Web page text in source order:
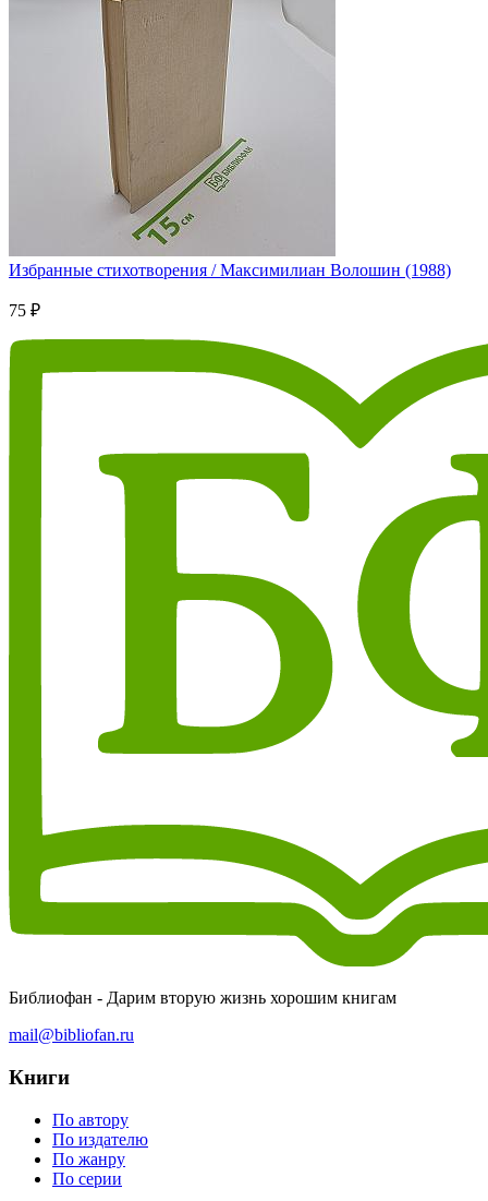
Избранные стихотворения / Максимилиан Волошин (1988)
75 ₽
Библиофан - Дарим вторую жизнь хорошим книгам
mail@bibliofan.ru
Книги
По автору
По издателю
По жанру
По серии